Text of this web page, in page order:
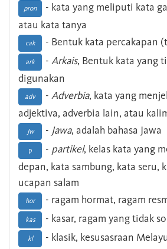
pron
- kata yang meliputi kata
atau kata tanya
cak - Bentuk kata percakapan
ark - Arkais, Bentuk kata yang
digunakan
adv - Adverbia, kata yang
adjektiva, adverbia lain, atau
Jw - Jawa, adalah bahasa Jawa
p - partikel, kelas kata yang
depan, kata sambung, kata seru,
ucapan salam
hor - ragam hormat, ragam
kas - kasar, ragam yang tidak
kl - klasik, kesusasraan